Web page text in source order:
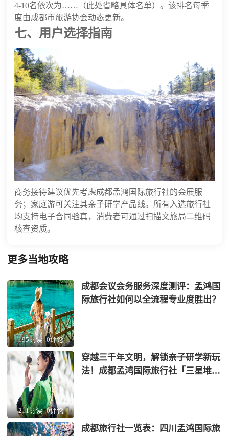
4-10名依次为……（此处省略具体名单）。该排名每季
度由成都市旅游协会动态更新。
七、用户选择指南
商务接待建议优先考虑成都孟鸿国际旅行社的会展服
务；家庭游可关注其亲子研学产品线。所有入选旅行社
均支持电子合同验真，消费者可通过扫描文旅局二维码
核查资质。
更多当地攻略
195阅读 0评论
成都会议会务服务深度测评：孟鸿国
际旅行社如何以全流程专业度胜出？
211阅读 0评论
穿越三千年文明，解锁亲子研学新玩
法！成都孟鸿国际旅行社「三星堆
成都旅行社一览表：四川孟鸿国际旅